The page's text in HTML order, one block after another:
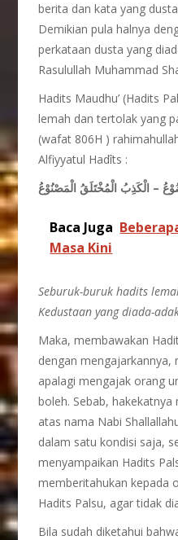
berita dan kata yang
Demikian pula halnya
perkataan dusta yang
Rasulullah Muhammad
Hadits Maudhu’ (Hadits
lemah dan tertolak yang
(wafat 806H )
Alfiyyatul Hadîts :
– الْكَذِبُ الْمُخْتَلَقُ الْمَصْنُوْعُ
Baca Juga
Masa Kini
Seburuk-buruk hadits
Kedustaan yang diada-
Maka, membawakan
dengan mengajarkannya,
apalagi mengajak orang
boleh. Sebab,
atas nama Nabi
dalam satu kondisi saja,
menyampaikan Hadits
memberitahukan kepada
Hadits Palsu, agar tidak
Bila sudah diketahui